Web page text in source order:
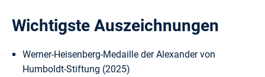
Wichtigste Auszeichnungen
Werner-Heisenberg-Medaille der Alexander von
Humboldt-Stiftung (2025)